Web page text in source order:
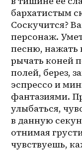
бархатистым
Соскучится?
персонаж.
песню, нажать
рычать коней
полей, берез,
эспрессо и
фантазиями.
улыбаться,
в данную
отнимая
чувствуешь,